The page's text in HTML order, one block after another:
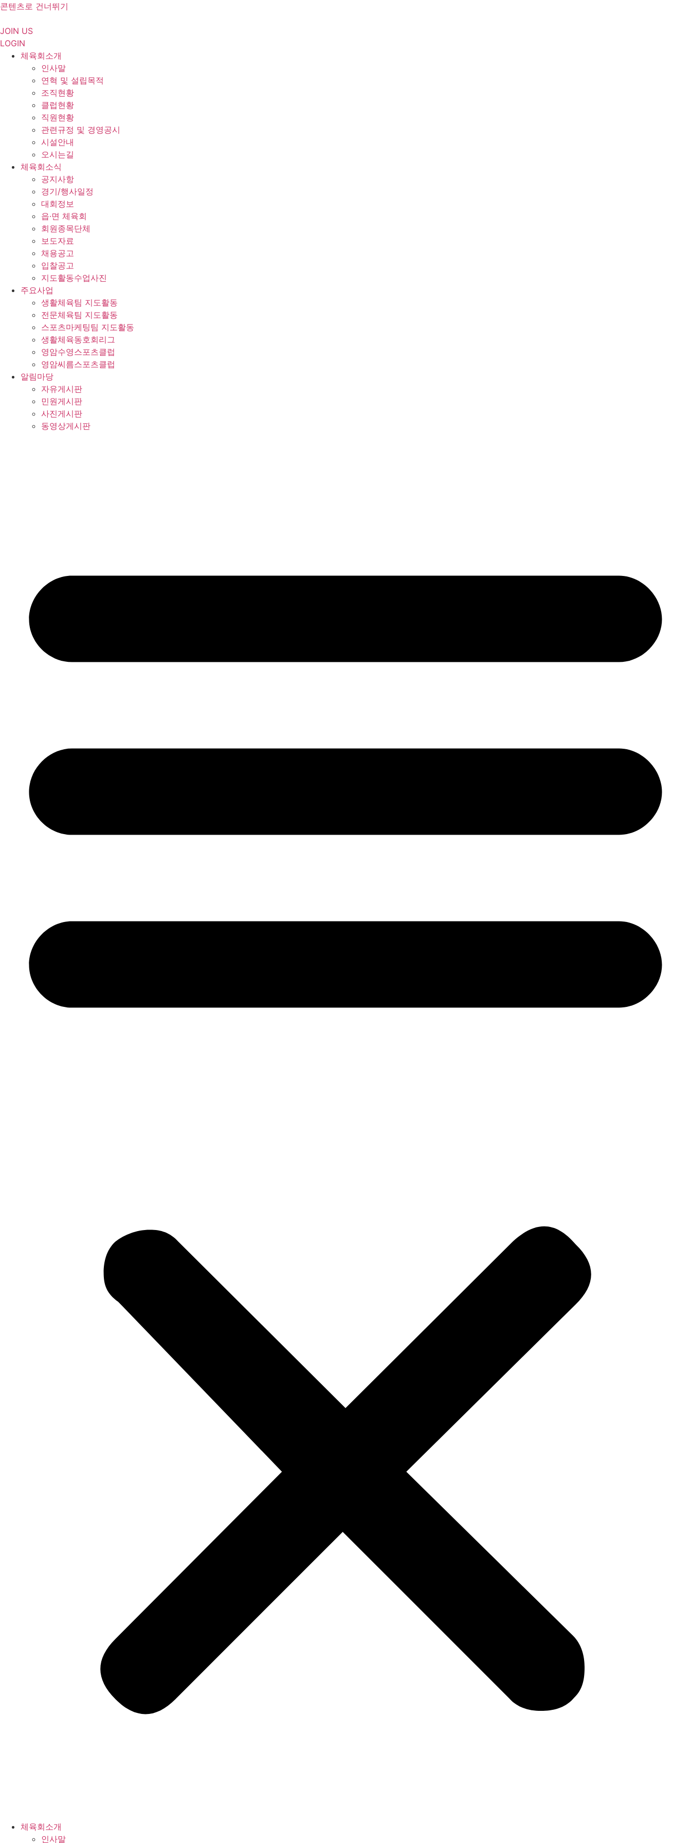
콘텐츠로 건너뛰기
JOIN US
LOGIN
체육회소개
인사말
연혁 및 설립목적
조직현황
클럽현황
직원현황
관련규정 및 경영공시
시설안내
오시는길
체육회소식
공지사항
경기/행사일정
대회정보
읍·면 체육회
회원종목단체
보도자료
채용공고
입찰공고
지도활동수업사진
주요사업
생활체육팀 지도활동
전문체육팀 지도활동
스포츠마케팅팀 지도활동
생활체육동호회리그
영암수영스포츠클럽
영암씨름스포츠클럽
알림마당
자유게시판
민원게시판
사진게시판
동영상게시판
체육회소개
인사말